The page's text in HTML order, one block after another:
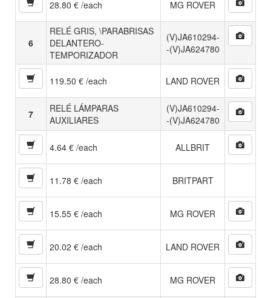
28.80 € /each MG ROVER
6
RELÉ GRIS, \PARABRISAS
DELANTERO-
TEMPORIZADOR
(V)JA610294-
-(V)JA624780
119.50 € /each LAND ROVER
7
RELÉ LÁMPARAS
AUXILIARES
(V)JA610294-
-(V)JA624780
4.64 € /each ALLBRIT
11.78 € /each BRITPART
15.55 € /each MG ROVER
20.02 € /each LAND ROVER
28.80 € /each MG ROVER